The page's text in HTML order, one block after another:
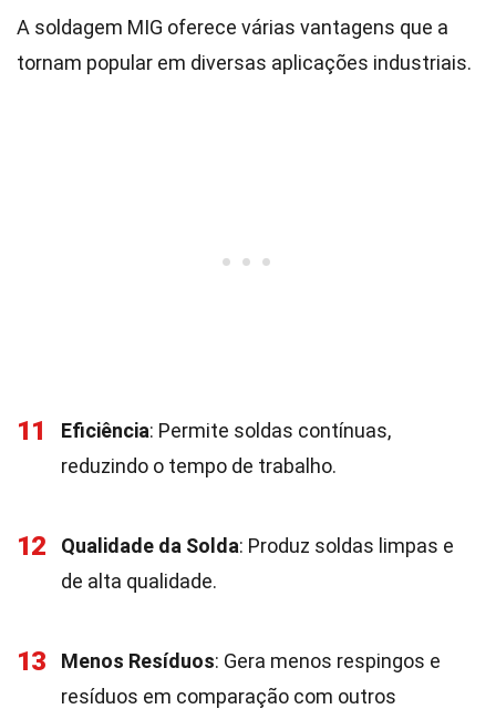
A soldagem MIG oferece várias vantagens que a
tornam popular em diversas aplicações industriais.
11 Eficiência: Permite soldas contínuas,
reduzindo o tempo de trabalho.
12 Qualidade da Solda: Produz soldas limpas e
de alta qualidade.
13 Menos Resíduos: Gera menos respingos e
resíduos em comparação com outros